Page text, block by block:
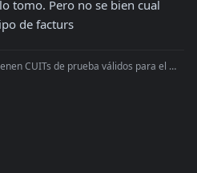
tomo. Pero no se bien cual
de facturs
CUITs de prueba válidos para el WSCPE?